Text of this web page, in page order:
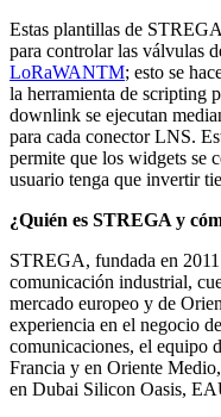
Estas plantillas de
para controlar las válvulas
LoRaWANTM; esto se
la herramienta de scripting
downlink se ejecutan
para cada conector LNS.
permite que los widgets se
usuario tenga que invertir
¿Quién es STREGA y
STREGA, fundada en
comunicación industrial,
mercado europeo y de
experiencia en el negocio
comunicaciones, el equipo
Francia y en Oriente
en Dubai Silicon Oasis,